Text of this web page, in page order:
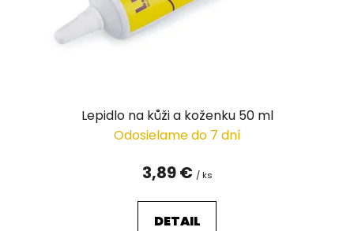
Lepidlo na kůži a koženku 50 ml
Odosielame do 7 dní
3,89 € / ks
DETAIL